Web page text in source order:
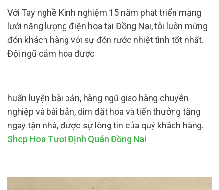
Với Tay nghề Kinh nghiệm 15 năm phát triển mạng
lưới năng lượng điện hoa tại Đồng Nai, tôi luôn mừng
đón khách hàng với sự đón rước nhiệt tình tốt nhất.
Đội ngũ cắm hoa được
huấn luyện bài bản, hàng ngũ giao hàng chuyên
nghiệp và bài bản, dìm đặt hoa và tiến thưởng tặng
ngay tận nhà, được sự lòng tin của quý khách hàng.
Shop Hoa Tươi Định Quán Đồng Nai